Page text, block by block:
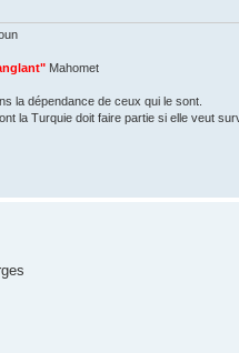
Mahomet
la dépendance de ceux qui le sont.
la Turquie doit faire partie si elle veut